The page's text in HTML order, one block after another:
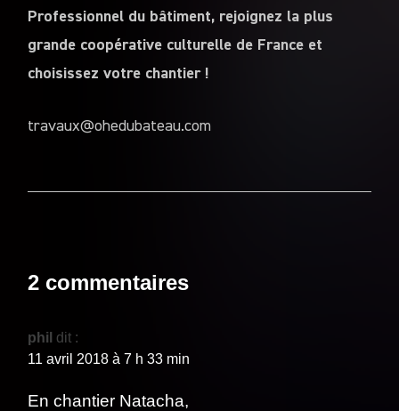
Professionnel du bâtiment, rejoignez la plus
grande coopérative culturelle de France et
choisissez votre chantier !
travaux@ohedubateau.com
2 commentaires
phil dit :
11 avril 2018 à 7 h 33 min
En chantier Natacha,